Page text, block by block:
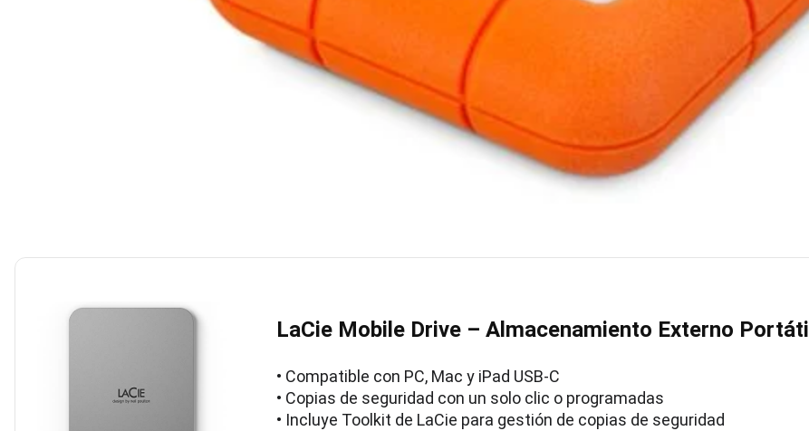
LaCie Mobile Drive – Almacenamiento Externo Portátil
• Compatible con PC, Mac y iPad USB-C
• Copias de seguridad con un solo clic o programadas
• Incluye Toolkit de LaCie para gestión de copias de seguridad